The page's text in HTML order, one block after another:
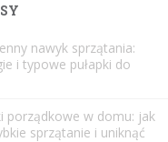
nawyk sprzątania:
i typowe pułapki do
porządkowe w domu: jak
sprzątanie i uniknąć